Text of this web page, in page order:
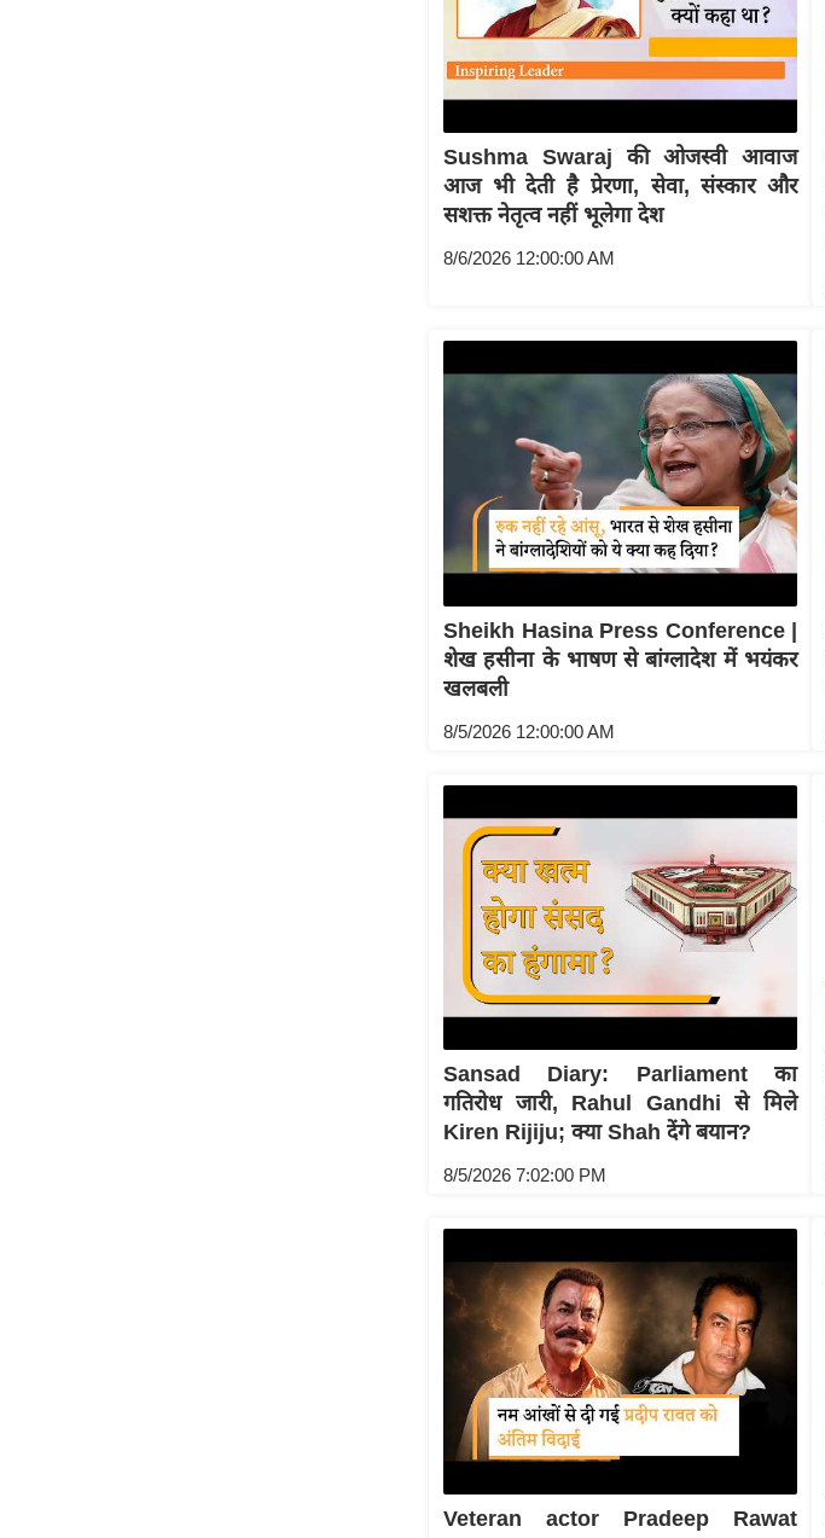
Sushma Swaraj की ओजस्वी आवाज
आज भी देती है प्रेरणा, सेवा, संस्कार और
सशक्त नेतृत्व नहीं भूलेगा देश
8/6/2026 12:00:00 AM
Sheikh Hasina Press Conference |
शेख हसीना के भाषण से बांग्लादेश में भयंकर
खलबली
8/5/2026 12:00:00 AM
Sansad Diary: Parliament का
गतिरोध जारी, Rahul Gandhi से मिले
Kiren Rijiju; क्या Shah देंगे बयान?
8/5/2026 7:02:00 PM
Veteran actor Pradeep Rawat